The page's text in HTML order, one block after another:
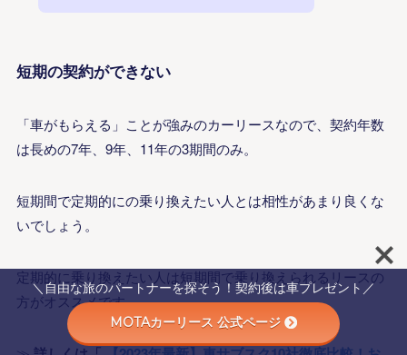
短期の契約ができない
「車がもらえる」ことが強みのカーリースなので、契約年数
は長めの7年、9年、11年の3期間のみ。
短期間で定期的にの乗り換えたい人とは相性があまり良くな
いでしょう。
定期的に乗り換えたい人は短期間で乗り換えられるリースの
方がオススメです。
＼自由な旅のパートナーを探そう！契約後は車プレゼント／
MOTAカーリース 公式ページ